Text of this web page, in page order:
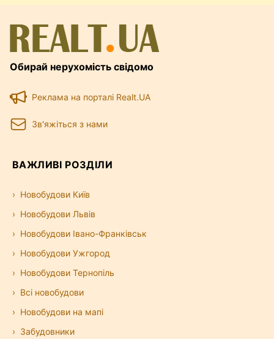
Обирай нерухомість свідомо
Реклама на порталі Realt.UA
Зв'яжіться з нами
ВАЖЛИВІ РОЗДІЛИ
Новобудови Київ
Новобудови Львів
Новобудови Івано-Франківськ
Новобудови Ужгород
Новобудови Тернопіль
Всі новобудови
Новобудови на мапі
Забудовники